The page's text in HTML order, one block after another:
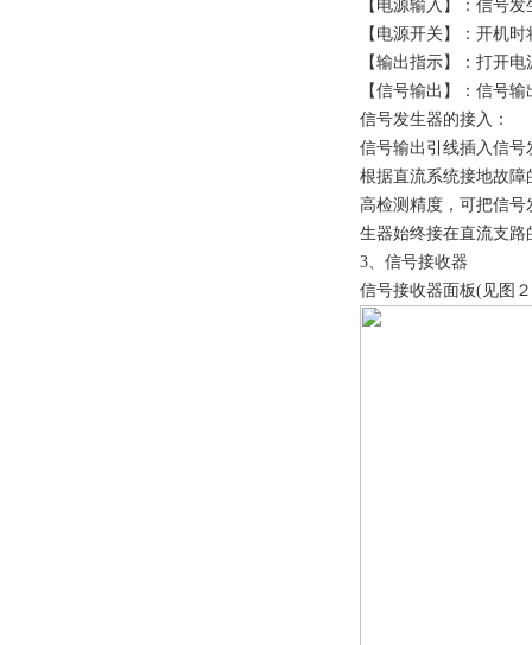
【电源输入】：信号
【电源开关】：开机
【输出指示】：打开
【信号输出】：信号
信号发生器的接入：
信号输出引线插入信
根据直流系统接地故
高检测精度，可把信
生器始终接在直流支
3、信号接收器
信号接收器面板(见图